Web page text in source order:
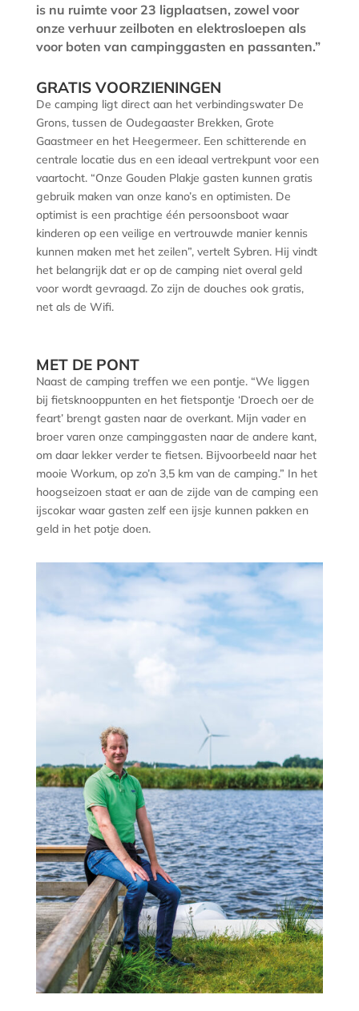
is nu ruimte voor 23 ligplaatsen, zowel voor
onze verhuur zeilboten en elektrosloepen als
voor boten van campinggasten en passanten.”
GRATIS VOORZIENINGEN
De camping ligt direct aan het verbindingswater De
Grons, tussen de Oudegaaster Brekken, Grote
Gaastmeer en het Heegermeer. Een schitterende en
centrale locatie dus en een ideaal vertrekpunt voor een
vaartocht. “Onze Gouden Plakje gasten kunnen gratis
gebruik maken van onze kano’s en optimisten. De
optimist is een prachtige één persoonsboot waar
kinderen op een veilige en vertrouwde manier kennis
kunnen maken met het zeilen”, vertelt Sybren. Hij vindt
het belangrijk dat er op de camping niet overal geld
voor wordt gevraagd. Zo zijn de douches ook gratis,
net als de Wifi.
MET DE PONT
Naast de camping treffen we een pontje. “We liggen
bij fietsknooppunten en het fietspontje ‘Droech oer de
feart’ brengt gasten naar de overkant. Mijn vader en
broer varen onze campinggasten naar de andere kant,
om daar lekker verder te fietsen. Bijvoorbeeld naar het
mooie Workum, op zo’n 3,5 km van de camping.” In het
hoogseizoen staat er aan de zijde van de camping een
ijscokar waar gasten zelf een ijsje kunnen pakken en
geld in het potje doen.